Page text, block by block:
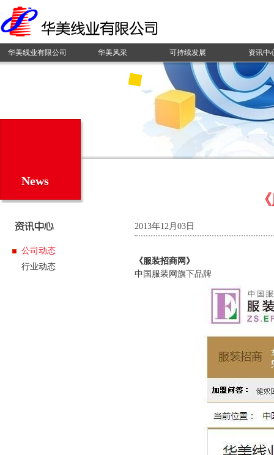
华美线业有限公司 华美风采 可持续发展 资讯中
News
公司动态
行业动态
2013年12月03日
《服装招商网》
中国服装网旗下品牌